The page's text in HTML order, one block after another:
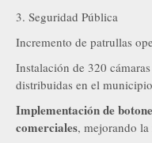
3. Seguridad Pública
Incremento de patrullas
Instalación de 320
distribuidas en el
Implementación de
comerciales, mejorando la